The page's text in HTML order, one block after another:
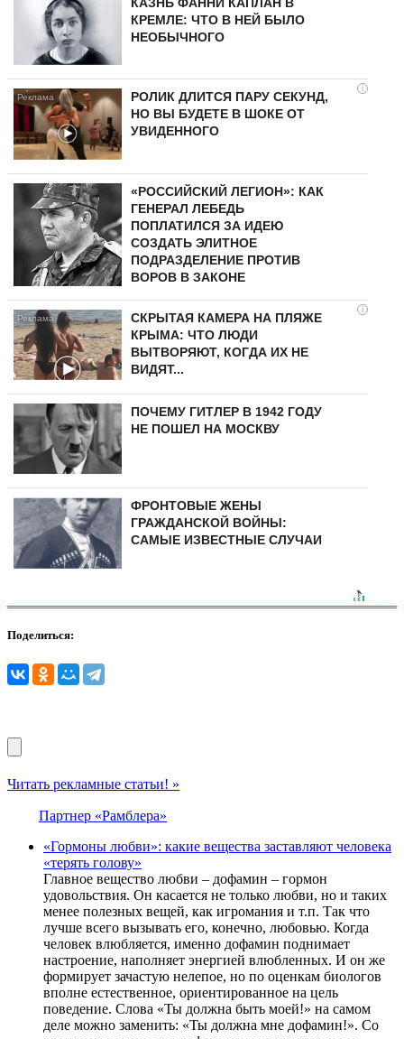
КРЕМЛЕ: ЧТО В НЕЙ БЫЛО
НЕОБЫЧНОГО
i
РОЛИК ДЛИТСЯ ПАРУ СЕКУНД,
НО ВЫ БУДЕТЕ В ШОКЕ ОТ
УВИДЕННОГО
«РОССИЙСКИЙ ЛЕГИОН»: КАК
ГЕНЕРАЛ ЛЕБЕДЬ
ПОПЛАТИЛСЯ ЗА ИДЕЮ
СОЗДАТЬ ЭЛИТНОЕ
ПОДРАЗДЕЛЕНИЕ ПРОТИВ
ВОРОВ В ЗАКОНЕ
i
СКРЫТАЯ КАМЕРА НА ПЛЯЖЕ
КРЫМА: ЧТО ЛЮДИ
ВЫТВОРЯЮТ, КОГДА ИХ НЕ
ВИДЯТ...
ПОЧЕМУ ГИТЛЕР В 1942 ГОДУ
НЕ ПОШЕЛ НА МОСКВУ
ФРОНТОВЫЕ ЖЕНЫ
ГРАЖДАНСКОЙ ВОЙНЫ:
САМЫЕ ИЗВЕСТНЫЕ СЛУЧАИ
Поделиться:
Читать рекламные статьи! »
Партнер «Рамблера»
«Гормоны любви»: какие вещества заставляют человека
«терять голову»
Главное вещество любви – дофамин – гормон
удовольствия. Он касается не только любви, но и таких
менее полезных вещей, как игромания и т.п. Так что
лучше всего вызывать его, конечно, любовью. Когда
человек влюбляется, именно дофамин поднимает
настроение, наполняет энергией влюбленных. И он же
формирует зачастую нелепое, но по оценкам биологов
вполне естественное, ориентированное на цель
поведение. Слова «Ты должна быть моей!» на самом
деле можно заменить: «Ты должна мне дофамин!». Со